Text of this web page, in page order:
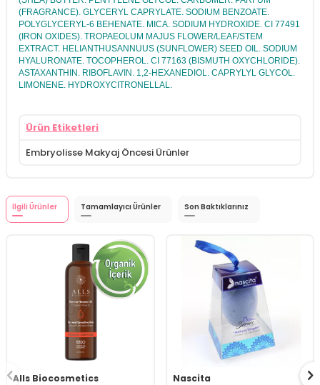
(FRAGRANCE). GLYCERYL CAPRYLATE. SODIUM BENZOATE.
POLYGLYCERYL-6 BEHENATE. MICA. SODIUM HYDROXIDE. CI 77491
(IRON OXIDES). TROPAEOLUM MAJUS FLOWER/LEAF/STEM
EXTRACT. HELIANTHUSANNUUS (SUNFLOWER) SEED OIL. SODIUM
HYALURONATE. TOCOPHEROL. CI 77163 (BISMUTH OXYCHLORIDE).
ASTAXANTHIN. RIBOFLAVIN. 1,2-HEXANEDIOL. CAPRYLYL GLYCOL.
LIMONENE. HYDROXYCITRONELLAL.
Ürün Etiketleri
Embryolisse Makyaj Öncesi Ürünler
İlgili Ürünler Tamamlayıcı Ürünler Son Baktıklarınız
Alls Biocosmetics
Nascita